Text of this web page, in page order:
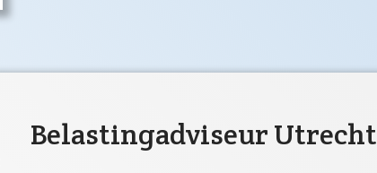
Belastingadviseur Utrecht